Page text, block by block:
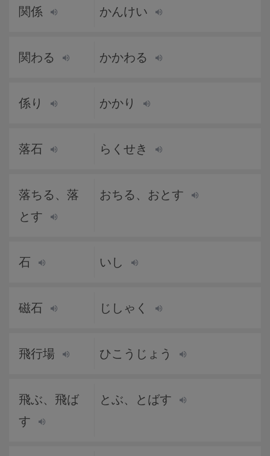
関係 かんけい
関わる かかわる
係り かかり
落石 らくせき
落ちる、落
とす
おちる、おとす
石 いし
磁石 じしゃく
飛行場 ひこうじょう
飛ぶ、飛ば
す
とぶ、とばす